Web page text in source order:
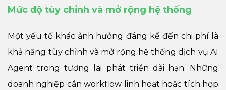
Mức độ tùy chỉnh và mở rộng hệ thống
Một yếu tố khác ảnh hưởng đáng kể đến chi phí là
khả năng tùy chỉnh và mở rộng hệ thống dịch vụ AI
Agent trong tương lai phát triển dài hạn. Những
doanh nghiệp cần workflow linh hoạt hoặc tích hợp